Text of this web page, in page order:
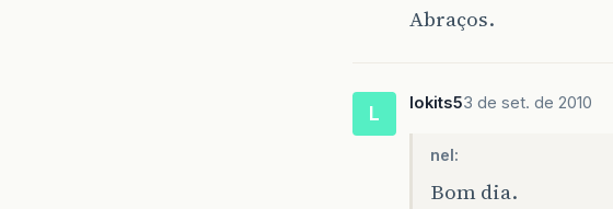
Abraços.
L lokits53 de set. de 2010
nel:
Bom dia.